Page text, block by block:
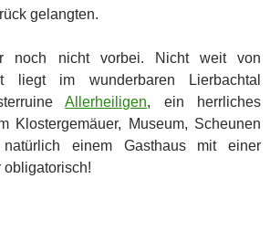
gelangten.
noch nicht vorbei. Nicht weit von
liegt im wunderbaren Lierbachtal
Allerheiligen, ein herrliches
Klostergemäuer, Museum, Scheunen
einem Gasthaus mit einer
obligatorisch!